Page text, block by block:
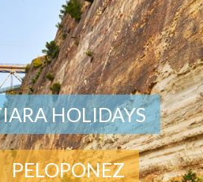
HOLIDAYS
PELOPONEZ